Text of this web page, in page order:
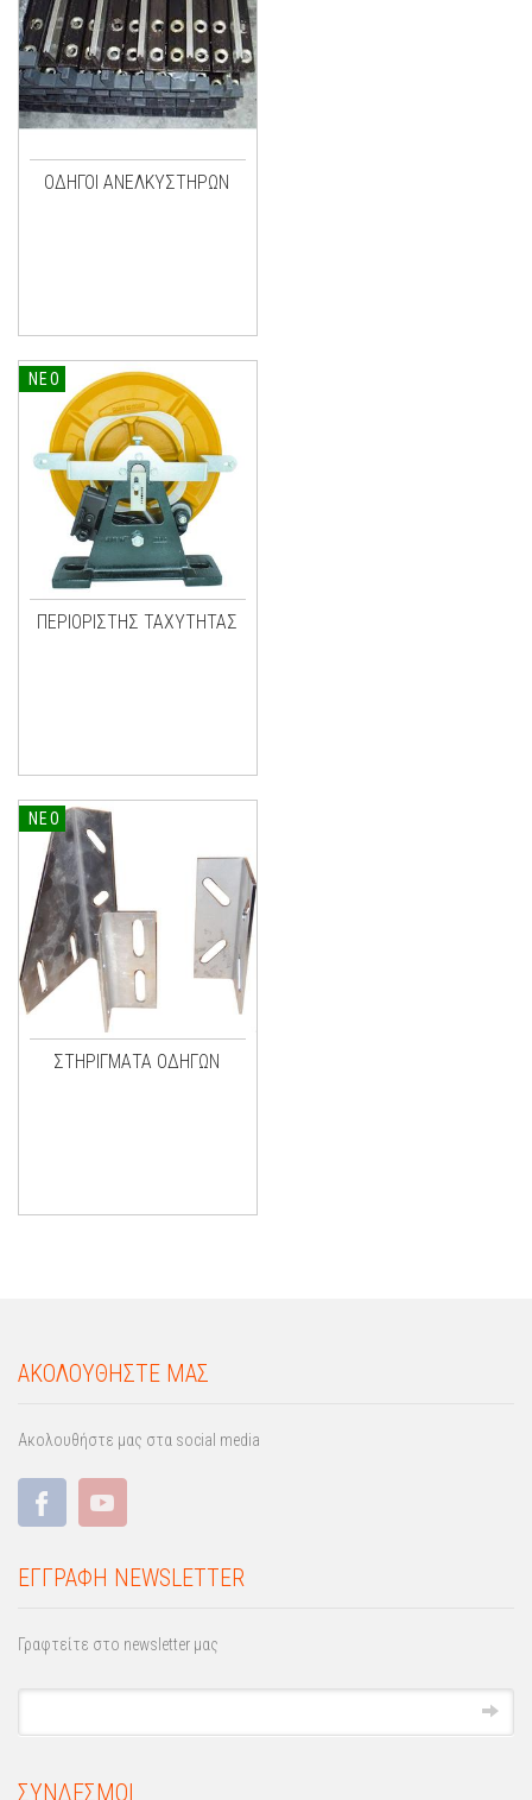
ΟΔΗΓΟΙ ΑΝΕΛΚΥΣΤΗΡΩΝ
ΝΕΟ
ΠΕΡΙΟΡΙΣΤΗΣ ΤΑΧΥΤΗΤΑΣ
ΝΕΟ
ΣΤΗΡΙΓΜΑΤΑ ΟΔΗΓΩΝ
ΑΚΟΛΟΥΘΗΣΤΕ ΜΑΣ
Ακολουθήστε μας στα social media
ΕΓΓΡΑΦΗ NEWSLETTER
Γραφτείτε στο newsletter μας
ΣΥΝΔΕΣΜΟΙ